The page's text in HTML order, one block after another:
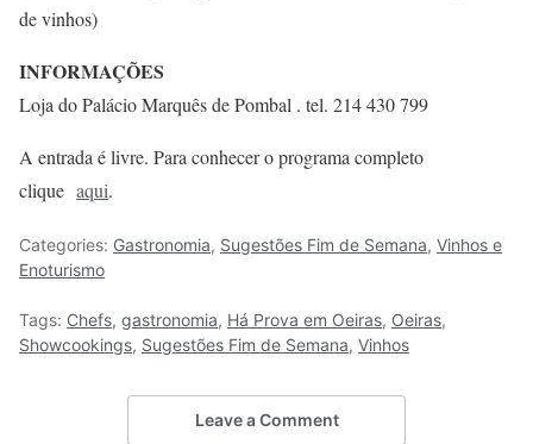
de vinhos)
INFORMAÇÕES
Loja do Palácio Marquês de Pombal . tel. 214 430 799
A entrada é livre. Para conhecer o programa completo
clique aqui.
Categories: Gastronomia, Sugestões Fim de Semana, Vinhos e
Enoturismo
Tags: Chefs, gastronomia, Há Prova em Oeiras, Oeiras,
Showcookings, Sugestões Fim de Semana, Vinhos
Leave a Comment